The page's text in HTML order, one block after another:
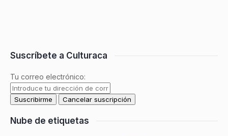
Suscríbete a Culturaca
Tu correo electrónico:
Nube de etiquetas